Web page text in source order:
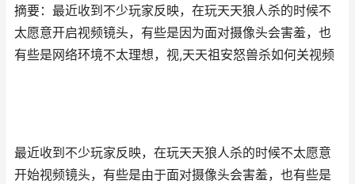
摘要：最近收到不少玩家反映，在玩天天狼人杀的时候不
太愿意开启视频镜头，有些是因为面对摄像头会害羞，也
有些是网络环境不太理想，视,天天祖安怒兽杀如何关视频
最近收到不少玩家反映，在玩天天狼人杀的时候不太愿意
开始视频镜头，有些是由于面对摄像头会害羞，也有些是